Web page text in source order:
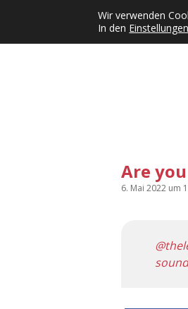
Kategorien
Are
6. Mai 2022 um
Wir verwenden
In den Einstellungen